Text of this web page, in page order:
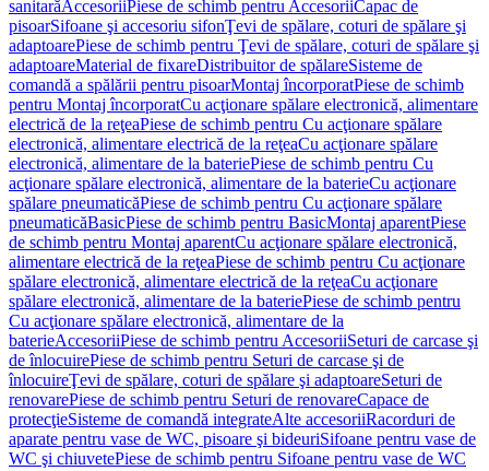
sanitarăAccesoriiPiese de schimb pentru AccesoriiCapac de
pisoarSifoane şi accesoriu sifonŢevi de spălare, coturi de spălare şi
adaptoarePiese de schimb pentru Ţevi de spălare, coturi de spălare şi
adaptoareMaterial de fixareDistribuitor de spălareSisteme de
comandă a spălării pentru pisoarMontaj încorporatPiese de schimb
pentru Montaj încorporatCu acţionare spălare electronică, alimentare
electrică de la reţeaPiese de schimb pentru Cu acţionare spălare
electronică, alimentare electrică de la reţeaCu acţionare spălare
electronică, alimentare de la bateriePiese de schimb pentru Cu
acţionare spălare electronică, alimentare de la baterieCu acţionare
spălare pneumaticăPiese de schimb pentru Cu acţionare spălare
pneumaticăBasicPiese de schimb pentru BasicMontaj aparentPiese
de schimb pentru Montaj aparentCu acţionare spălare electronică,
alimentare electrică de la reţeaPiese de schimb pentru Cu acţionare
spălare electronică, alimentare electrică de la reţeaCu acţionare
spălare electronică, alimentare de la bateriePiese de schimb pentru
Cu acţionare spălare electronică, alimentare de la
baterieAccesoriiPiese de schimb pentru AccesoriiSeturi de carcase şi
de înlocuirePiese de schimb pentru Seturi de carcase şi de
înlocuireŢevi de spălare, coturi de spălare şi adaptoareSeturi de
renovarePiese de schimb pentru Seturi de renovareCapace de
protecţieSisteme de comandă integrateAlte accesoriiRacorduri de
aparate pentru vase de WC, pisoare şi bideuriSifoane pentru vase de
WC şi chiuvetePiese de schimb pentru Sifoane pentru vase de WC